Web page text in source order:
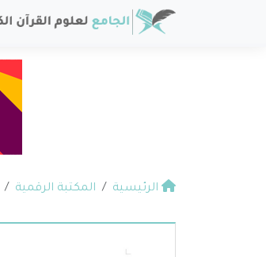
الرئيسية المكتبة الرقمية